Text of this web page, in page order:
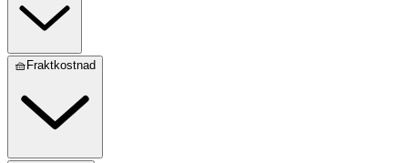
🧺Fraktkostnad